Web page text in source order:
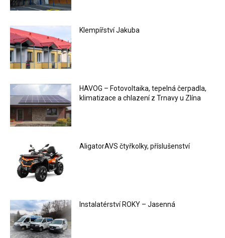
Klempířství Jakuba
HAVOG – Fotovoltaika, tepelná čerpadla,
klimatizace a chlazení z Trnavy u Zlína
AligatorAVS čtyřkolky, příslušenství
Instalatérství ROKY – Jasenná